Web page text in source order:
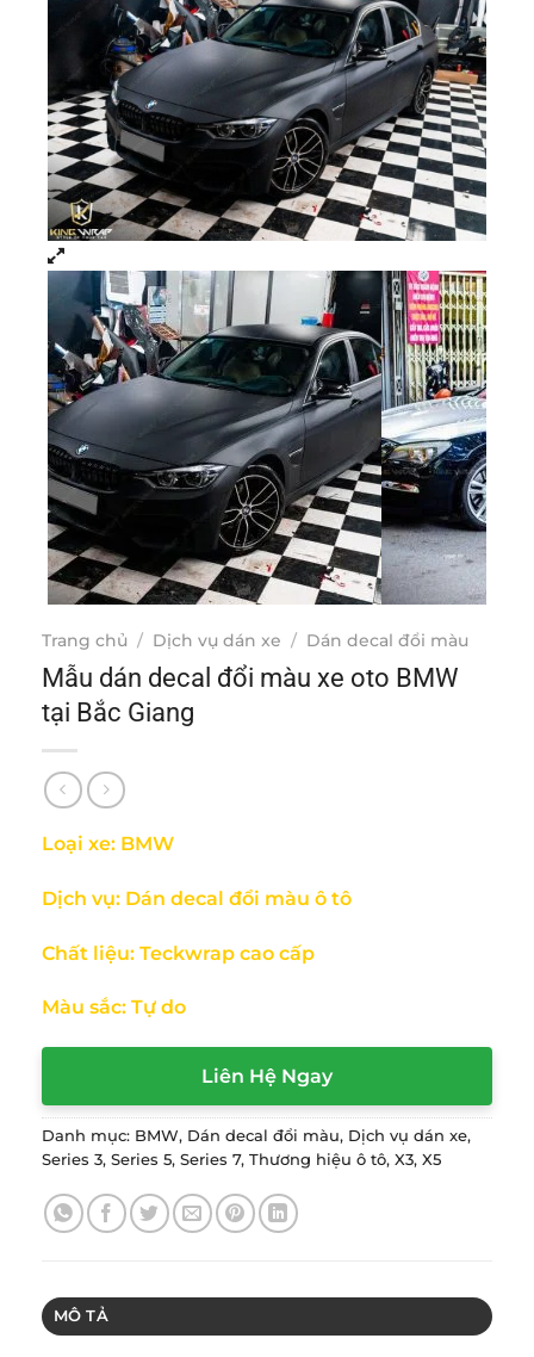
Trang chủ / Dịch vụ dán xe / Dán decal đổi màu
Mẫu dán decal đổi màu xe oto BMW
tại Bắc Giang
Loại xe: BMW
Dịch vụ: Dán decal đổi màu ô tô
Chất liệu: Teckwrap cao cấp
Màu sắc: Tự do
Liên Hệ Ngay
Danh mục: BMW, Dán decal đổi màu, Dịch vụ dán xe,
Series 3, Series 5, Series 7, Thương hiệu ô tô, X3, X5
MÔ TẢ